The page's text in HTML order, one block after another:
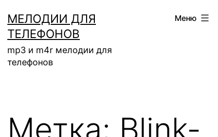
содержимому
МЕЛОДИИ ДЛЯ
ТЕЛЕФОНОВ
mp3 и m4r мелодии для
телефонов
Меню
Метка: Blink-